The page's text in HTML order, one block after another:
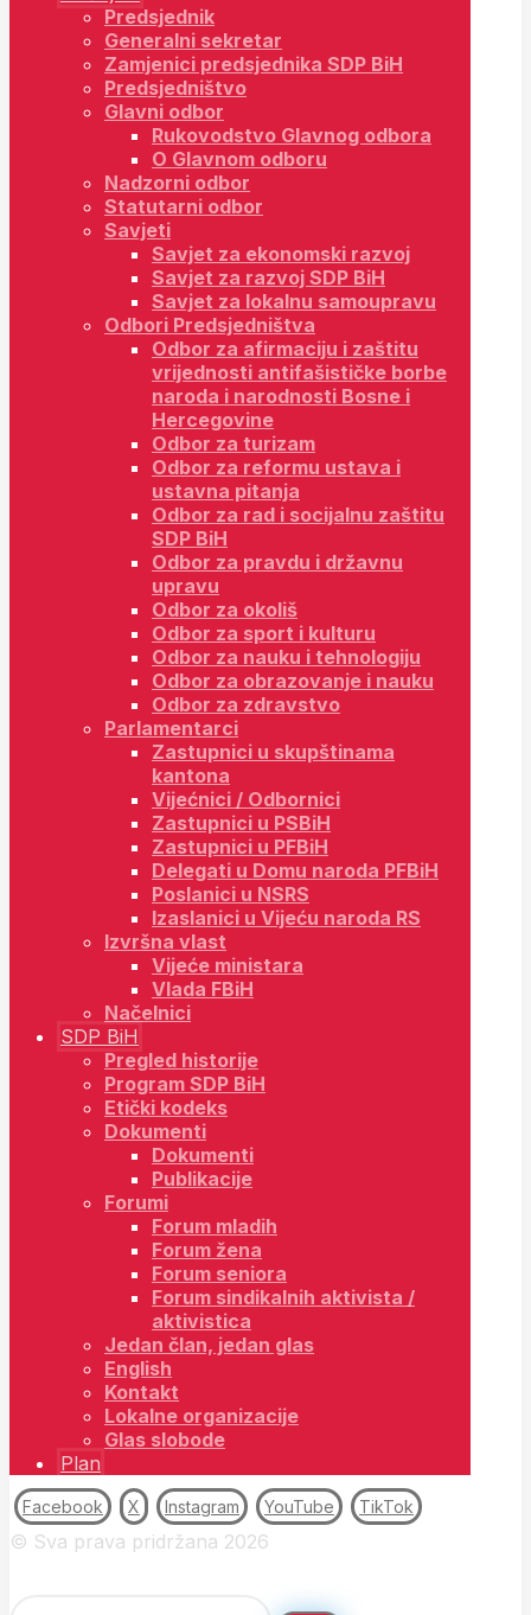
Predsjednik
Generalni sekretar
Zamjenici predsjednika SDP BiH
Predsjedništvo
Glavni odbor
Rukovodstvo Glavnog odbora
O Glavnom odboru
Nadzorni odbor
Statutarni odbor
Savjeti
Savjet za ekonomski razvoj
Savjet za razvoj SDP BiH
Savjet za lokalnu samoupravu
Odbori Predsjedništva
Odbor za afirmaciju i zaštitu
vrijednosti antifašističke borbe
naroda i narodnosti Bosne i
Hercegovine
Odbor za turizam
Odbor za reformu ustava i
ustavna pitanja
Odbor za rad i socijalnu zaštitu
SDP BiH
Odbor za pravdu i državnu
upravu
Odbor za okoliš
Odbor za sport i kulturu
Odbor za nauku i tehnologiju
Odbor za obrazovanje i nauku
Odbor za zdravstvo
Parlamentarci
Zastupnici u skupštinama
kantona
Vijećnici / Odbornici
Zastupnici u PSBiH
Zastupnici u PFBiH
Delegati u Domu naroda PFBiH
Poslanici u NSRS
Izaslanici u Vijeću naroda RS
Izvršna vlast
Vijeće ministara
Vlada FBiH
Načelnici
SDP BiH
Pregled historije
Program SDP BiH
Etički kodeks
Dokumenti
Dokumenti
Publikacije
Forumi
Forum mladih
Forum žena
Forum seniora
Forum sindikalnih aktivista /
aktivistica
Jedan član, jedan glas
English
Kontakt
Lokalne organizacije
Glas slobode
Plan
Facebook X Instagram YouTube TikTok
© Sva prava pridržana 2026